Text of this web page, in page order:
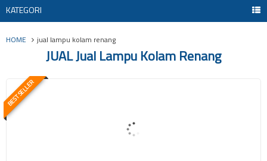
KATEGORI
HOME jual lampu kolam renang
JUAL Jual Lampu Kolam Renang
BEST SELLER